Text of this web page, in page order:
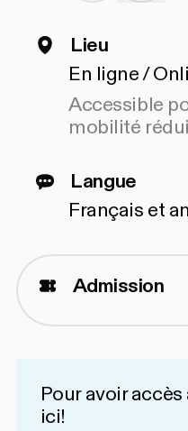
Lieu
En ligne /
Accessible
mobilité
Langue
Français et
Admission
Pour avoir
ici!